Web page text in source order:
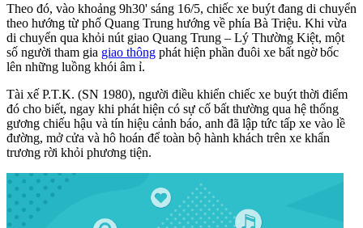
Theo đó, vào khoảng 9h30' sáng 16/5, chiếc xe buýt đang di chuyển
theo hướng từ phố Quang Trung hướng về phía Bà Triệu. Khi vừa
di chuyển qua khỏi nút giao Quang Trung – Lý Thường Kiệt, một
số người tham gia giao thông phát hiện phần đuôi xe bất ngờ bốc
lên những luồng khói âm ỉ.
Tài xế P.T.K. (SN 1980), người điều khiển chiếc xe buýt thời điểm
đó cho biết, ngay khi phát hiện có sự cố bất thường qua hệ thống
gương chiếu hậu và tín hiệu cảnh báo, anh đã lập tức tấp xe vào lề
đường, mở cửa và hô hoán để toàn bộ hành khách trên xe khẩn
trương rời khỏi phương tiện.